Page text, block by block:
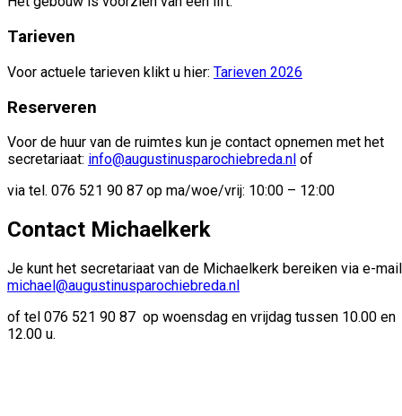
Tarieven
Voor actuele tarieven klikt u hier: Tarieven 2026
Reserveren
Voor de huur van de ruimtes kun je contact opnemen met het
secretariaat: info@augustinusparochiebreda.nl of
via tel. 076 521 90 87 op ma/woe/vrij: 10:00 – 12:00
Contact Michaelkerk
Je kunt het secretariaat van de Michaelkerk bereiken via e-mail
michael@augustinusparochiebreda.nl
of tel 076 521 90 87 op woensdag en vrijdag tussen 10.00 en
12.00 u.